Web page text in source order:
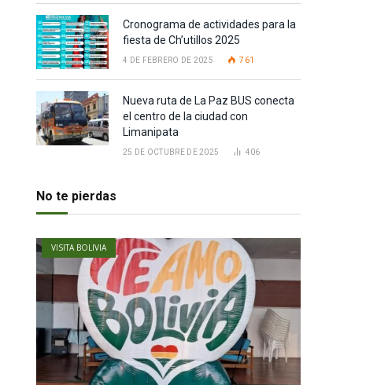
Cronograma de actividades para la
fiesta de Ch’utillos 2025
4 DE FEBRERO DE 2025 761
Nueva ruta de La Paz BUS conecta
el centro de la ciudad con
Limanipata
25 DE OCTUBRE DE 2025 406
No te pierdas
VISITA BOLIVIA